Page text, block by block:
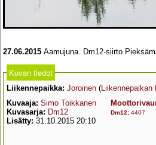
27.06.2015 Aamujuna. Dm12-siirto
Kuvan tiedot
Liikennepaikka: Joroinen (Liikennepaikan
Kuvaaja: Simo Toikkanen
Kuvasarja: Dm12
Lisätty: 31.10.2015 20:10
Dm12: 4407